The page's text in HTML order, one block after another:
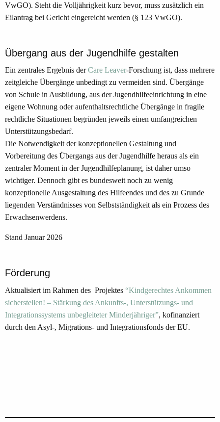
VwGO). Steht die Volljährigkeit kurz bevor, muss zusätzlich ein
Eilantrag bei Gericht eingereicht werden (§ 123 VwGO).
Übergang aus der Jugendhilfe gestalten
Ein zentrales Ergebnis derCare Leaver-Forschung ist, dass mehrere
zeitgleiche Übergänge unbedingt zu vermeiden sind. Übergänge
von Schule in Ausbildung, aus der Jugendhilfeeinrichtung in eine
eigene Wohnung oder aufenthaltsrechtliche Übergänge in fragile
rechtliche Situationen begründen jeweils einen umfangreichen
Unterstützungsbedarf.
Die Notwendigkeit der konzeptionellen Gestaltung und
Vorbereitung des Übergangs aus der Jugendhilfe heraus als ein
zentraler Moment in der Jugendhilfeplanung, ist daher umso
wichtiger. Dennoch gibt es bundesweit noch zu wenig
konzeptionelle Ausgestaltung des Hilfeendes und des zu Grunde
liegenden Verständnisses von Selbstständigkeit als ein Prozess des
Erwachsenwerdens.
Stand Januar 2026
Förderung
Aktualisiert im Rahmen des Projektes “Kindgerechtes Ankommen
sicherstellen! – Stärkung des Ankunfts-, Unterstützungs- und
Integrationssystems unbegleiteter Minderjähriger”, kofinanziert
durch den Asyl-, Migrations- und Integrationsfonds der EU.